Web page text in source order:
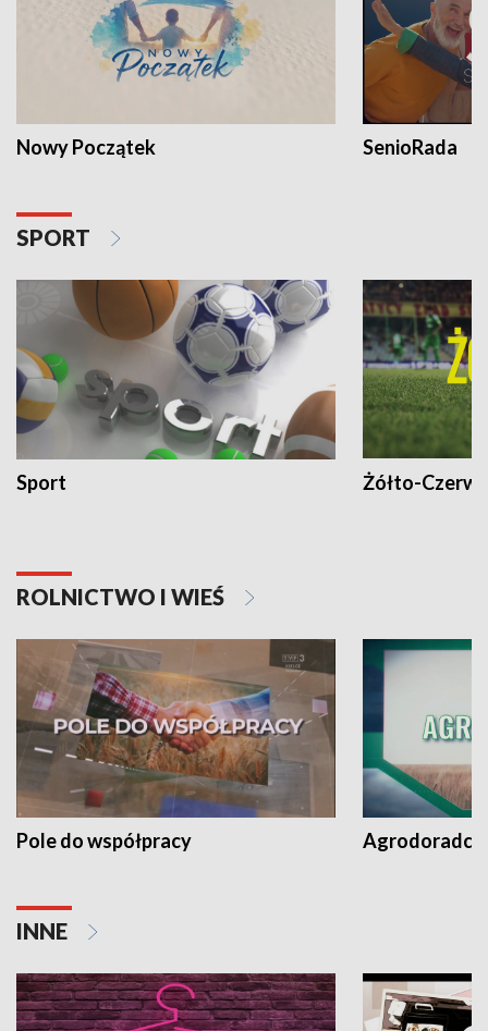
Nowy Początek SenioRada
SPORT
Sport Żółto-
ROLNICTWO I WIEŚ
Pole do współpracy Agrodoradcy
INNE